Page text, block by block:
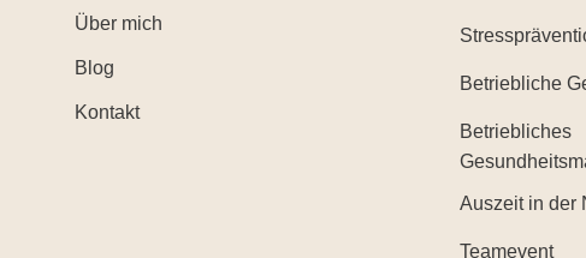
Über mich
Blog
Kontakt
Betriebliche
Betriebliches
Auszeit in der
Teamevent